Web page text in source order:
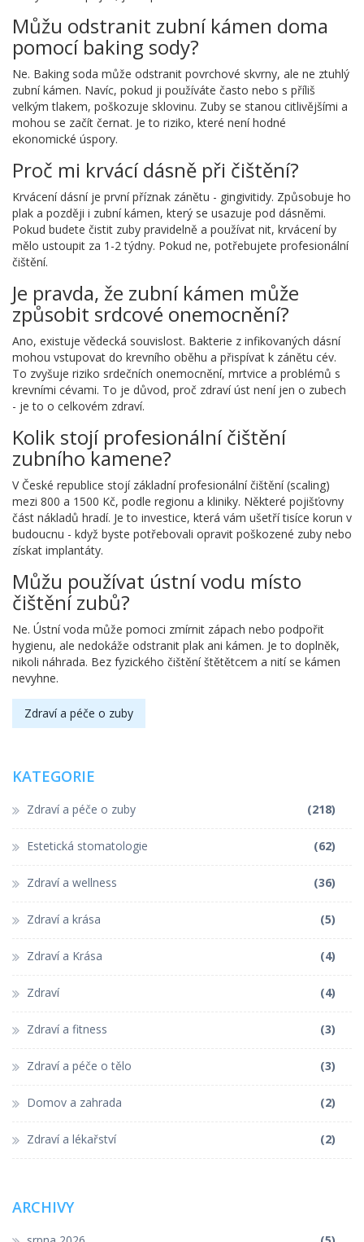
Můžu odstranit zubní kámen doma
pomocí baking sody?
Ne. Baking soda může odstranit povrchové skvrny, ale ne ztuhlý
zubní kámen. Navíc, pokud ji používáte často nebo s příliš
velkým tlakem, poškozuje sklovinu. Zuby se stanou citlivějšími a
mohou se začít černat. Je to riziko, které není hodné
ekonomické úspory.
Proč mi krvácí dásně při čištění?
Krvácení dásní je první příznak zánětu - gingivitidy. Způsobuje ho
plak a později i zubní kámen, který se usazuje pod dásněmi.
Pokud budete čistit zuby pravidelně a používat nit, krvácení by
mělo ustoupit za 1-2 týdny. Pokud ne, potřebujete profesionální
čištění.
Je pravda, že zubní kámen může
způsobit srdcové onemocnění?
Ano, existuje vědecká souvislost. Bakterie z infikovaných dásní
mohou vstupovat do krevního oběhu a přispívat k zánětu cév.
To zvyšuje riziko srdečních onemocnění, mrtvice a problémů s
krevními cévami. To je důvod, proč zdraví úst není jen o zubech
- je to o celkovém zdraví.
Kolik stojí profesionální čištění
zubního kamene?
V České republice stojí základní profesionální čištění (scaling)
mezi 800 a 1500 Kč, podle regionu a kliniky. Některé pojišťovny
část nákladů hradí. Je to investice, která vám ušetří tisíce korun v
budoucnu - když byste potřebovali opravit poškozené zuby nebo
získat implantáty.
Můžu používat ústní vodu místo
čištění zubů?
Ne. Ústní voda může pomoci zmírnit zápach nebo podpořit
hygienu, ale nedokáže odstranit plak ani kámen. Je to doplněk,
nikoli náhrada. Bez fyzického čištění štětětcem a nití se kámen
nevyhne.
Zdraví a péče o zuby
KATEGORIE
Zdraví a péče o zuby (218)
Estetická stomatologie (62)
Zdraví a wellness (36)
Zdraví a krása (5)
Zdraví a Krása (4)
Zdraví (4)
Zdraví a fitness (3)
Zdraví a péče o tělo (3)
Domov a zahrada (2)
Zdraví a lékařství (2)
ARCHIVY